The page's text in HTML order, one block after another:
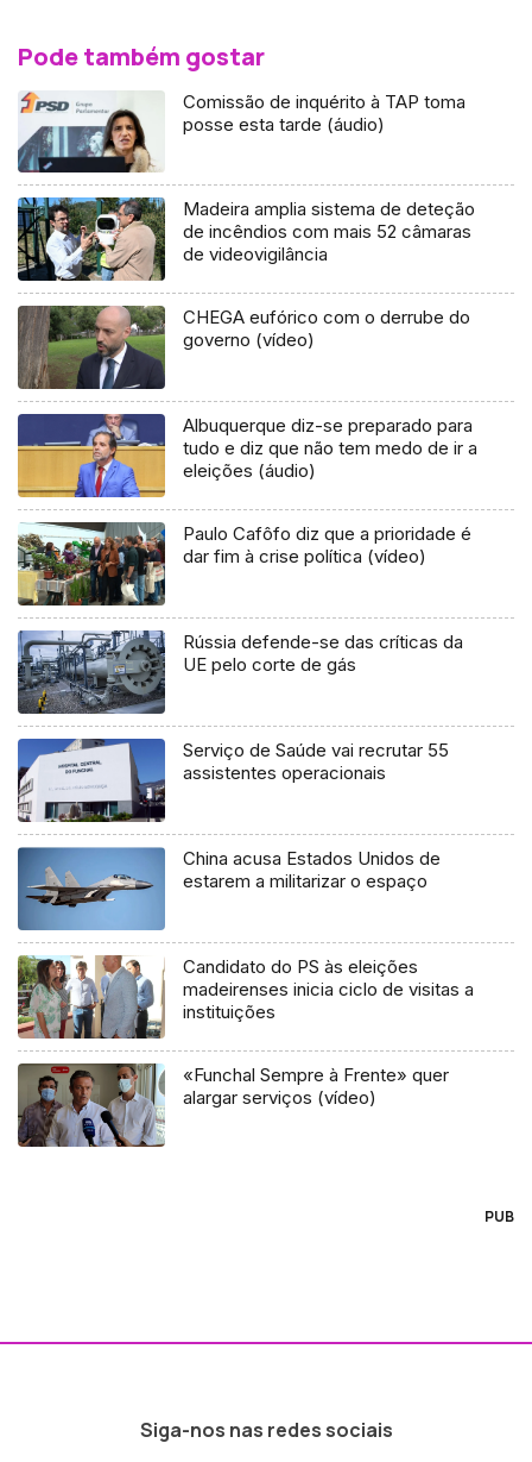
Pode também gostar
Comissão de inquérito à TAP toma
posse esta tarde (áudio)
Madeira amplia sistema de deteção
de incêndios com mais 52 câmaras
de videovigilância
CHEGA eufórico com o derrube do
governo (vídeo)
Albuquerque diz-se preparado para
tudo e diz que não tem medo de ir a
eleições (áudio)
Paulo Cafôfo diz que a prioridade é
dar fim à crise política (vídeo)
Rússia defende-se das críticas da
UE pelo corte de gás
Serviço de Saúde vai recrutar 55
assistentes operacionais
China acusa Estados Unidos de
estarem a militarizar o espaço
Candidato do PS às eleições
madeirenses inicia ciclo de visitas a
instituições
«Funchal Sempre à Frente» quer
alargar serviços (vídeo)
PUB
Siga-nos nas redes sociais